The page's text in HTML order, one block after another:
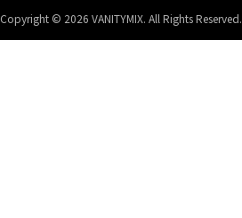
Copyright © 2026 VANITYMIX. All Rights Reserved.